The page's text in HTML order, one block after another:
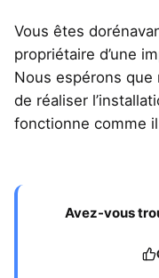
Vous êtes
propriétaire d’une
Nous espérons
de réaliser
fonctionne comme
Avez-vous